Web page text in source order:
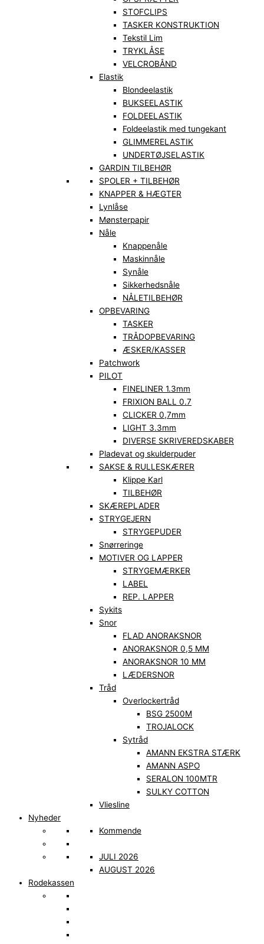
STOFCLIPS
TASKER KONSTRUKTION
Tekstil Lim
TRYKLÅSE
VELCROBÅND
Elastik
Blondeelastik
BUKSEELASTIK
FOLDEELASTIK
Foldeelastik med tungekant
GLIMMERELASTIK
UNDERTØJSELASTIK
GARDIN TILBEHØR
SPOLER + TILBEHØR
KNAPPER & HÆGTER
Lynlåse
Mønsterpapir
Nåle
Knappenåle
Maskinnåle
Synåle
Sikkerhedsnåle
NÅLETILBEHØR
OPBEVARING
TASKER
TRÅDOPBEVARING
ÆSKER/KASSER
Patchwork
PILOT
FINELINER 1.3mm
FRIXION BALL 0.7
CLICKER 0,7mm
LIGHT 3.3mm
DIVERSE SKRIVEREDSKABER
Pladevat og skulderpuder
SAKSE & RULLESKÆRER
Klippe Karl
TILBEHØR
SKÆREPLADER
STRYGEJERN
STRYGEPUDER
Snørreringe
MOTIVER OG LAPPER
STRYGEMÆRKER
LABEL
REP. LAPPER
Sykits
Snor
FLAD ANORAKSNOR
ANORAKSNOR 0,5 MM
ANORAKSNOR 10 MM
LÆDERSNOR
Tråd
Overlockertråd
BSG 2500M
TROJALOCK
Sytråd
AMANN EKSTRA STÆRK
AMANN ASPO
SERALON 100MTR
SULKY COTTON
Vliesline
Nyheder
Kommende
JULI 2026
AUGUST 2026
Rodekassen